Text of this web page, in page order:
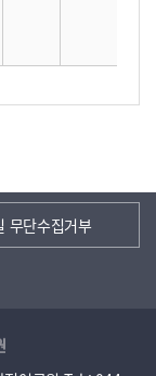
무단수집거부